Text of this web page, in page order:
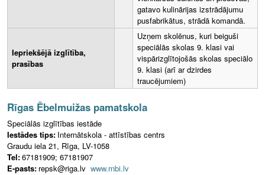
gatavo kulinārijas izstrādājumu
pusfabrikātus, strādā komandā.
Iepriekšējā izglītība,
prasības
Uzņem skolēnus, kuri beiguši
speciālās skolas 9. klasi vai
vispārizglītojošās skolas speciālo
9. klasi (arī ar dzirdes
traucējumiem)
Rīgas Ēbelmuižas pamatskola
Speciālās izglītības iestāde
Iestādes tips: Internātskola - attīstības centrs
Graudu iela 21, Rīga, LV-1058
Tel:67181909; 67181907
E-pasts: repsk@riga.lv www.rnbi.lv